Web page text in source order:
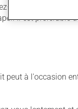
la dès que vous
Il est
peut à l'occasion